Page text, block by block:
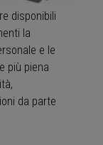
disponibili
la
e le
più piena
da parte